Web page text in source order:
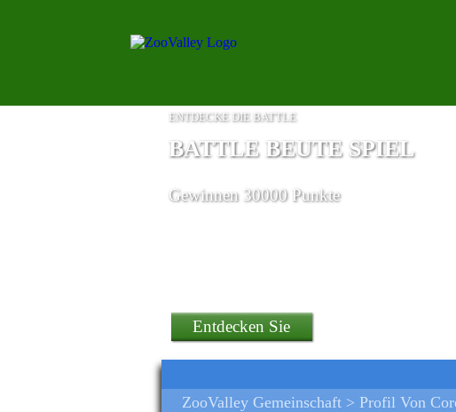
ENTDECKE DIE BATTLE
BATTLE BEUTE SPIEL
Gewinnen 30000 Punkte
Entdecken Sie
ZooValley Gemeinschaft > Profil Von